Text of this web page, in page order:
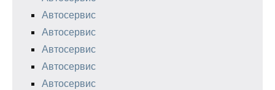
Автосервис
Автосервис
Автосервис
Автосервис
Автосервис